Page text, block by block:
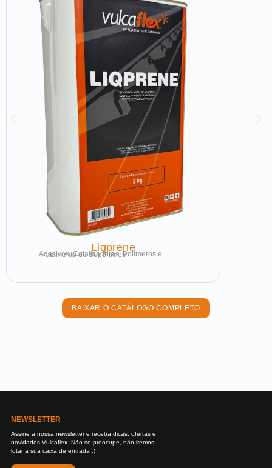
Liqprene
Adesivos, Catalisadores, Polímeros e Tratamento de Superfícies
BAIXAR O CATÁLOGO COMPLETO
NEWSLETTER
Assine a nossa newsletter e receba dicas, ofertas e
novidades Vulcaflex. Não se preocupe, não iremos
lotar a sua caixa de entrada :)